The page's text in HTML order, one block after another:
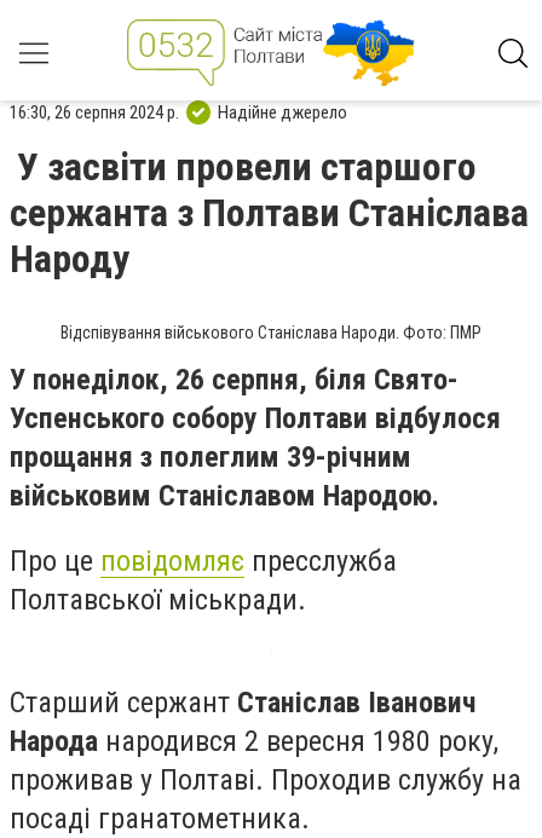
16:30, 26 серпня 2024 р. Надійне джерело
У засвіти провели старшого
сержанта з Полтави Станіслава
Народу
Відспівування військового Станіслава Народи. Фото: ПМР
У понеділок, 26 серпня, біля Свято-
Успенського собору Полтави відбулося
прощання з полеглим 39-річним
військовим Станіславом Народою.
Про це повідомляє пресслужба
Полтавської міськради.
Старший сержант Станіслав Іванович
Народа народився 2 вересня 1980 року,
проживав у Полтаві. Проходив службу на
посаді гранатометника.